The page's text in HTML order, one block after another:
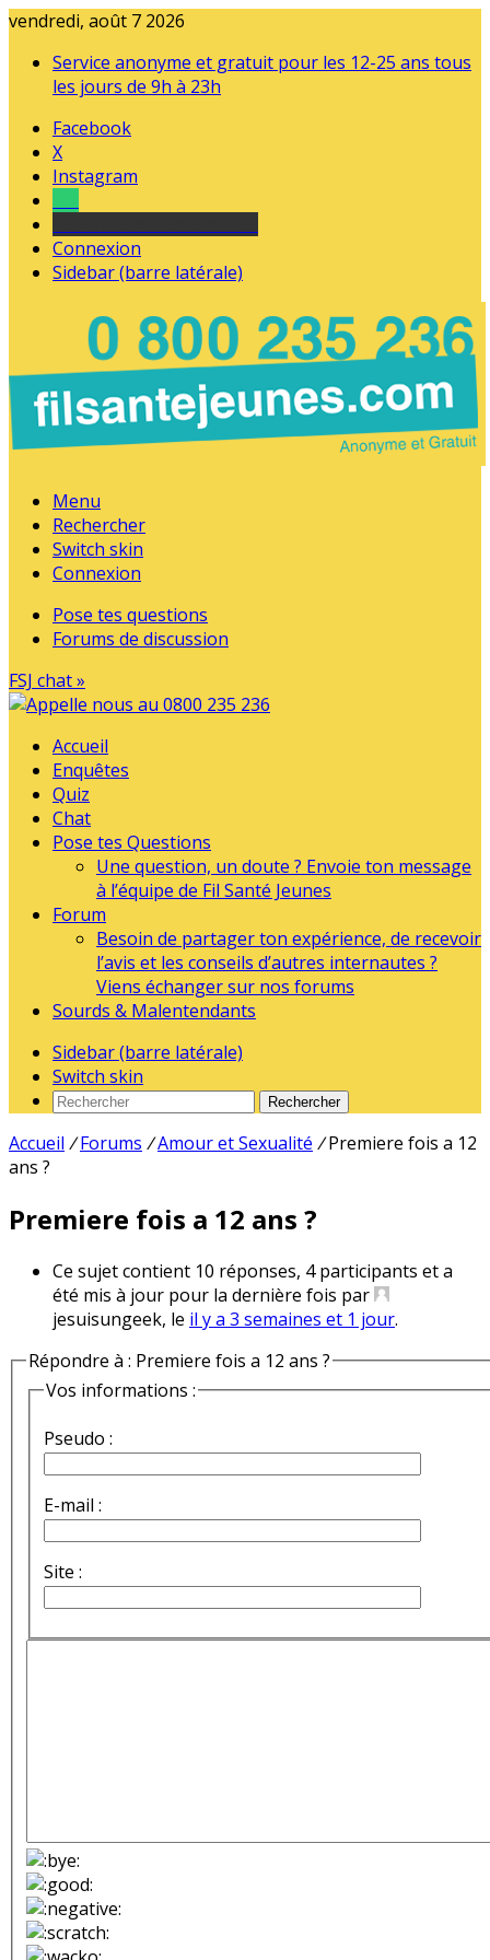
vendredi, août 7 2026
Service anonyme et gratuit pour les 12-25 ans tous
les jours de 9h à 23h
Facebook
X
Instagram
Connexion
Sidebar (barre latérale)
Menu
Rechercher
Switch skin
Connexion
Pose tes questions
Forums de discussion
FSJ chat »
Accueil
Enquêtes
Quiz
Chat
Pose tes Questions
Une question, un doute ? Envoie ton message
à l’équipe de Fil Santé Jeunes
Forum
Besoin de partager ton expérience, de recevoir
l’avis et les conseils d’autres internautes ?
Viens échanger sur nos forums
Sourds & Malentendants
Sidebar (barre latérale)
Switch skin
Rechercher
Accueil / Forums /Amour et Sexualité / Premiere fois a 12
ans ?
Premiere fois a 12 ans ?
Ce sujet contient 10 réponses, 4 participants et a
été mis à jour pour la dernière fois par
jesuisungeek, le il y a 3 semaines et 1 jour.
Répondre à : Premiere fois a 12 ans ?
Vos informations :
Pseudo :
E-mail :
Site :